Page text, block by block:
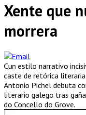
Xente que
morrera
Cun estilo narrativo
caste de retórica
Antonio Pichel debuta
literario galego tras
do Concello do Grove.